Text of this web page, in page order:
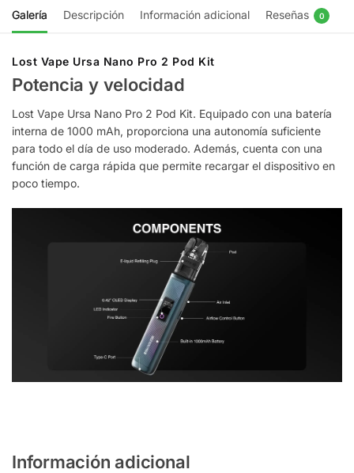
Galería Descripción Información adicional Reseñas 0
Lost Vape Ursa Nano Pro 2 Pod Kit
Potencia y velocidad
Lost Vape Ursa Nano Pro 2 Pod Kit. Equipado con una batería
interna de 1000 mAh, proporciona una autonomía suficiente
para todo el día de uso moderado. Además, cuenta con una
función de carga rápida que permite recargar el dispositivo en
poco tiempo.
Información adicional